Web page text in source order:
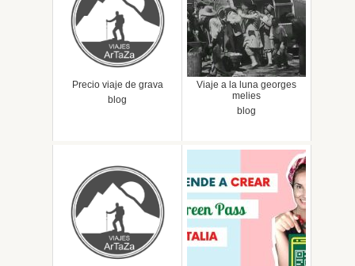
Precio viaje de grava
blog
Viaje a la luna georges
melies
blog